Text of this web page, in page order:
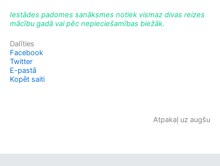
Iestādes padomes sanāksmes notiek vismaz divas reizes
mācību gadā vai pēc nepieciešamības biežāk.
Dalīties
Facebook
Twitter
E-pastā
Kopēt saiti
Atpakaļ uz augšu